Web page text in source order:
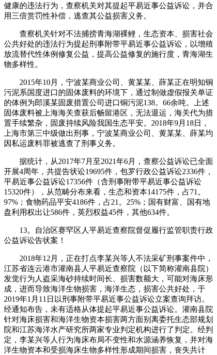
健康的违法行为，查察机关对其提起平易近事公益诉讼，并合
用三倍赏罚性补偿，逃查其公益损害义务。
查察机关针对不法捕捞青海湖裸鲤，生态资本、损害社会
公共好处的违法行为提起刑事附带平易近事公益诉讼，以增殖
放流替代性体例修复公益，提高公益修复的施行度，青海湖生
物多样性。
2015年10月，宁波某商业公司、黄某某、薛某正在明知铜
污泥系国度进口的固体废料的环境下，通过制做虚假报关单证
的体例为郎溪某固废措置公司进口铜污泥138。66余吨。上述
固体废料被上海海关查获后畅留港区，无法退运，海关代为措
置手续繁杂，固废持续风险我国生态平安。2018年9月18日，
上海市第三中级做出刑事，宁波某商业公司、黄某某、薛某均
因私运废料罪被逃查了刑事义务。
据统计，从2017年7月至2021年6月，查察公益诉讼已全面
开展4周年，共提告状讼19695件，包罗行政公益诉讼2336件，
平易近事公益诉讼17356件（含刑事附带平易近事公益诉讼
15320件），从范畴分布来看，生态和资本14175件，占71。
97%；食物药品平安4186件，占21。25%；国有财富、国有地
盘利用权出让586件，英烈权益45件，其他634件。
13。自治区赛罕区人平易近查察院督促履行监管职责行政
公益诉讼告状案！
2018年12月，正在打点李某兴等人不法采矿刑事案件中，
江苏省连云港市灌南县人平易近查察院（以下简称灌南县院）
发觉行为人盗采海砂持续时间长、损害数额大，可能对海床形
成，进而导致海洋生物损害，海洋生态，损害公共好处，于
2019年1月11日以刑事附带平易近事公益诉讼立案查询拜访。
经通知布告，未有适格从体提起平易近事公益诉讼。灌南县院
针对海床损害和海洋生物资本损害两方面别离委托生态部规划
院和江苏海洋水产研究所两家专业判定机构进行了判定。经判
定，李某兴等人行为海床布局不变性和水源涵养恢复，并对海
洋生物资本和受损海床生物多样性形成期间损害，丧失共计